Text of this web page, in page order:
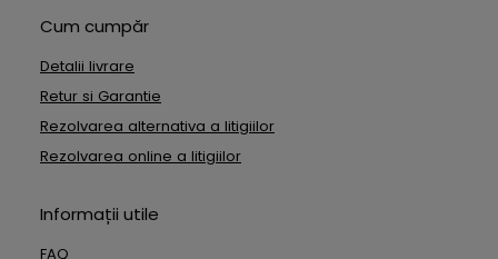
Cum cumpăr
Detalii livrare
Retur si Garantie
Rezolvarea alternativa a litigiilor
Rezolvarea online a litigiilor
Informații utile
FAQ